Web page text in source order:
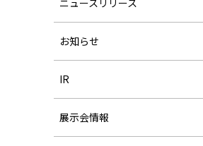
ニュースリリース
お知らせ
IR
展示会情報